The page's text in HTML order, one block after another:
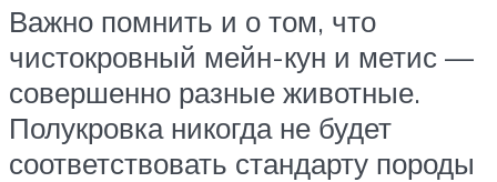
Важно помнить и о том, что
чистокровный мейн-кун и метис —
совершенно разные животные.
Полукровка никогда не будет
соответствовать стандарту породы